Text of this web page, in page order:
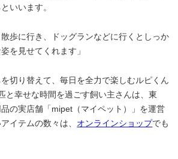
いいます。
散歩に行き、ドッグランなどに行くとしっか
を見せてくれます」
切り替えて、毎日を全力で楽しむルピくん
と幸せな時間を過ごす飼い主さんは、東
の実店舗「mipet（マイペット）」を運営
イテムの数々は、 オンラインショップでも